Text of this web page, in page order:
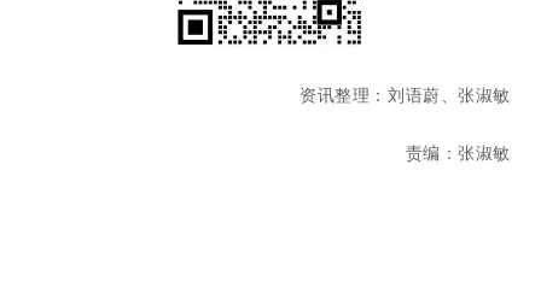
资讯整理：刘语蔚、张淑敏
责编：张淑敏